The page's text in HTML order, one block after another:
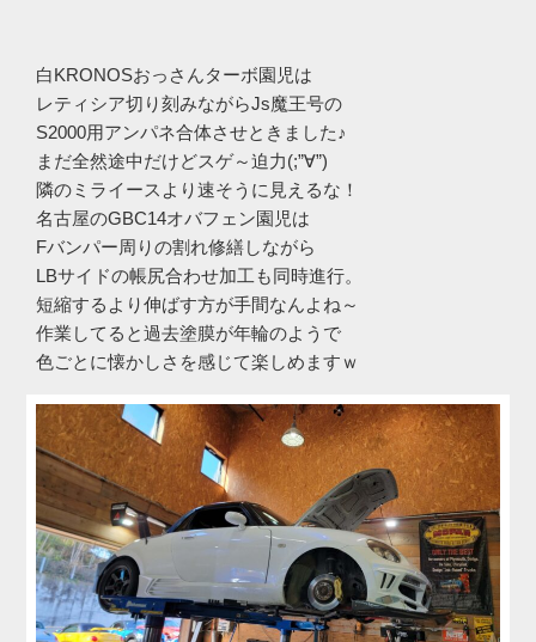
白KRONOSおっさんターボ園児は
レティシア切り刻みながらJs魔王号の
S2000用アンパネ合体させときました♪
まだ全然途中だけどスゲ～迫力(;”∀”)
隣のミライースより速そうに見えるな！
名古屋のGBC14オバフェン園児は
Fバンパー周りの割れ修繕しながら
LBサイドの帳尻合わせ加工も同時進行。
短縮するより伸ばす方が手間なんよね～
作業してると過去塗膜が年輪のようで
色ごとに懐かしさを感じて楽しめますｗ